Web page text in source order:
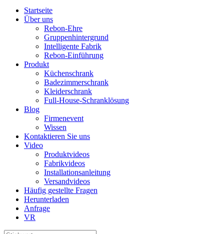
Startseite
Über uns
Rebon-Ehre
Gruppenhintergrund
Intelligente Fabrik
Rebon-Einführung
Produkt
Küchenschrank
Badezimmerschrank
Kleiderschrank
Full-House-Schranklösung
Blog
Firmenevent
Wissen
Kontaktieren Sie uns
Video
Produktvideos
Fabrikvideos
Installationsanleitung
Versandvideos
Häufig gestellte Fragen
Herunterladen
Anfrage
VR